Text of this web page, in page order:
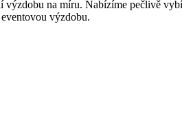
na míru. Nabízíme pečlivě
výzdobu.